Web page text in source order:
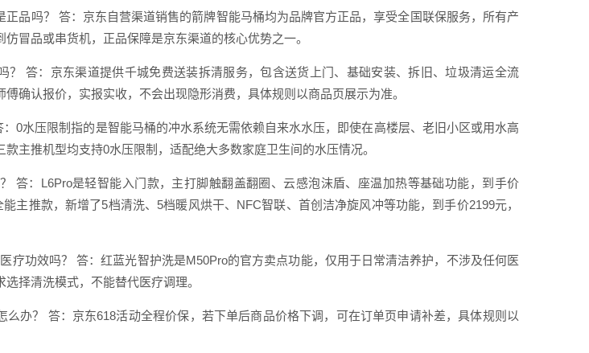
正品吗？ 答：京东自营渠道销售的箭牌智能马桶均为品牌官方正品，享受全国联保服务，所有产
冒品或串货机，正品保障是京东渠道的核心优势之一。
？ 答：京东渠道提供千城免费送装拆清服务，包含送货上门、基础安装、拆旧、垃圾清运全流
确认报价，实报实收，不会出现隐形消费，具体规则以商品页展示为准。
0水压限制指的是智能马桶的冲水系统无需依赖自来水水压，即使在高楼层、老旧小区或用水高
主推机型均支持0水压限制，适配绝大多数家庭卫生间的水压情况。
答：L6Pro是轻智能入门款，主打脚触翻盖翻圈、云感泡沫盾、座温加热等基础功能，到手价
主推款，新增了5档清洗、5档暖风烘干、NFC智联、首创洁净旋风冲等功能，到手价2199元，
疗功效吗？ 答：红蓝光智护洗是M50Pro的官方卖点功能，仅用于日常清洁养护，不涉及任何医
择清洗模式，不能替代医疗调理。
么办？ 答：京东618活动全程价保，若下单后商品价格下调，可在订单页申请补差，具体规则以